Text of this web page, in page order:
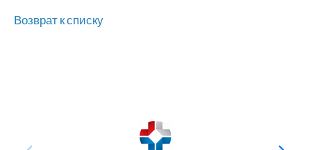
Возврат к списку